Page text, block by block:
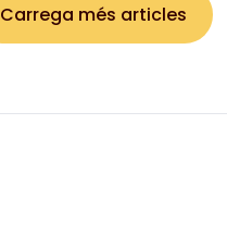
Carrega més articles